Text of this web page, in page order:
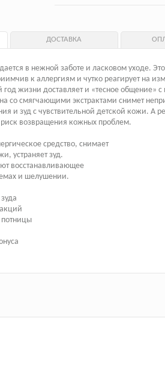
ДОСТАВКА
в нежной заботе и ласковом уходе.
к аллергиям и чутко реагирует на
жизни доставляет и «тесное общение» с
со смягчающими экстрактами снимет
и зуд с чувствительной детской кожи. А
возвращения кожных проблем.
средство, снимает
устраняет зуд.
восстанавливающее
и шелушении.